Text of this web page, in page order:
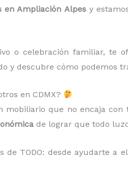
Ampliación Alpesy
o celebración familiar, te
y descubre cómo podemos
en CDMX?
mobiliario que no encaja con
de lograr que todo
de TODO: desde ayudarte